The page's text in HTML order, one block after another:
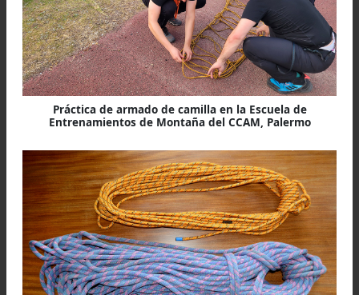
Práctica de armado de camilla en la Escuela de
Entrenamientos de Montaña del CCAM, Palermo